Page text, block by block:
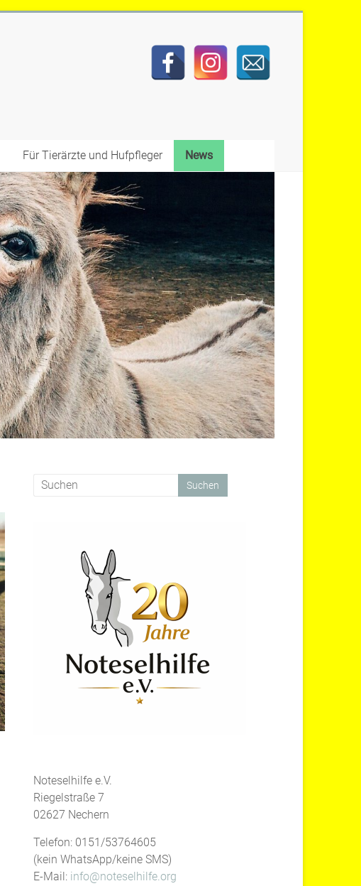
Für Tierärzte und Hufpfleger News
Noteselhilfe e.V.
Riegelstraße 7
02627 Nechern
Telefon: 0151/53764605
(kein WhatsApp/keine SMS)
E-Mail: info@noteselhilfe.org